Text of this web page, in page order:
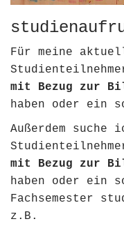
Für meine
mit Bezug zur
haben oder ein
Außerdem suche
mit Bezug zur
haben oder ein
Fachsemester
z.B.